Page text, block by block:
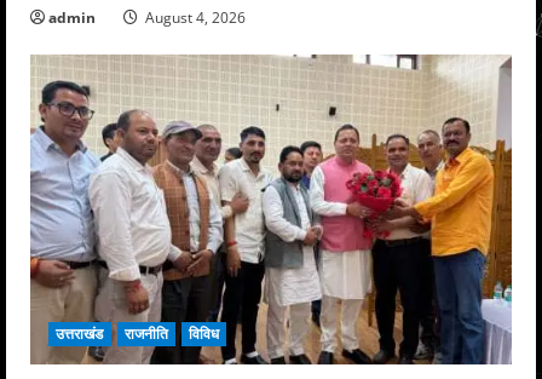
admin August 4, 2026
उत्तराखंड राजनीति विविध